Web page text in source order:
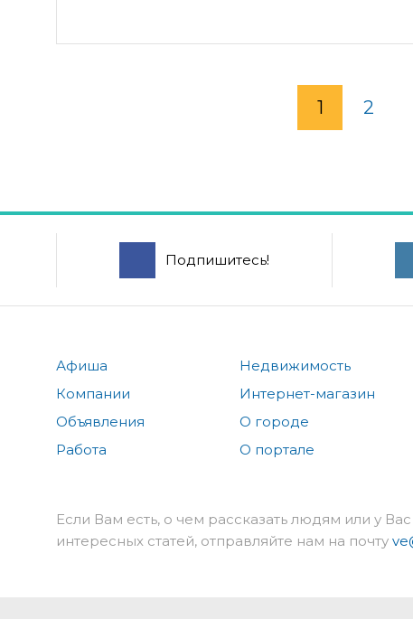
1 2
Подпишитесь!
Афиша
Компании
Объявления
Работа
Недвижимость
Интернет-магазин
О городе
О портале
Если Вам есть, о чем рассказать людям или у
интересных статей, отправляйте нам на почту